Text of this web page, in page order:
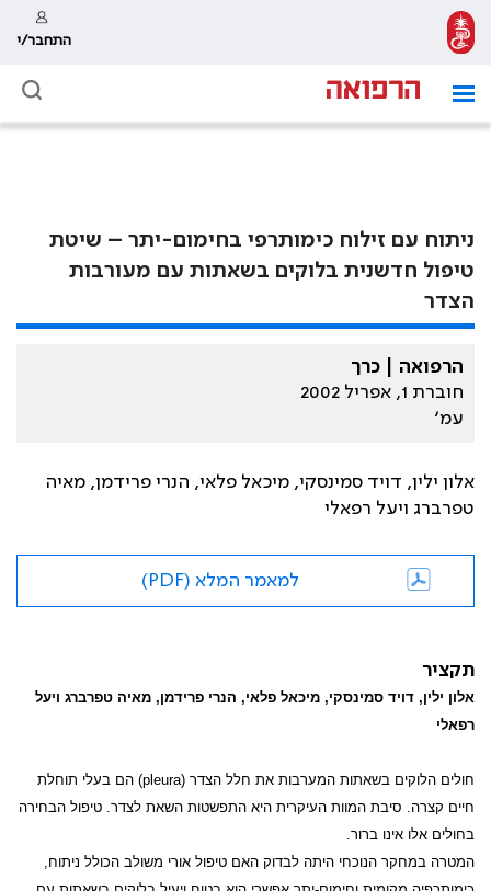
התחבר/י
ניתוח עם זילוח כימותרפי בחימום-יתר – שיטת
טיפול חדשנית בלוקים בשאתות עם מעורבות
הצדר
הרפואה | כרך
חוברת 1, אפריל 2002
עמ׳
אלון ילין, דויד סמינסקי, מיכאל פלאי, הנרי פרידמן, מאיה
טפרברג ויעל רפאלי
למאמר המלא (PDF)
תקציר
אלון ילין, דויד סמינסקי, מיכאל פלאי, הנרי פרידמן, מאיה טפרברג ויעל
רפאלי
חולים הלוקים בשאתות המערבות את חלל הצדר (pleura) הם בעלי תוחלת
חיים קצרה. סיבת המוות העיקרית היא התפשטות השאת לצדר. טיפול הבחירה
בחולים אלו אינו ברור.
המטרה במחקר הנוכחי היתה לבדוק האם טיפול אורי משולב הכולל ניתוח,